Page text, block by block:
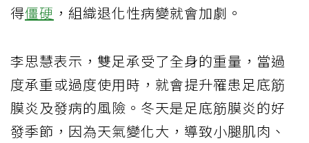
得僵硬 ，組織退化性病變就會加劇。
李思慧表示，雙足承受了全身的重量，當過
度承重或過度使用時，就會提升罹患足底筋
膜炎及發病的風險。冬天是足底筋膜炎的好
發季節，因為天氣變化大，導致小腿肌肉、